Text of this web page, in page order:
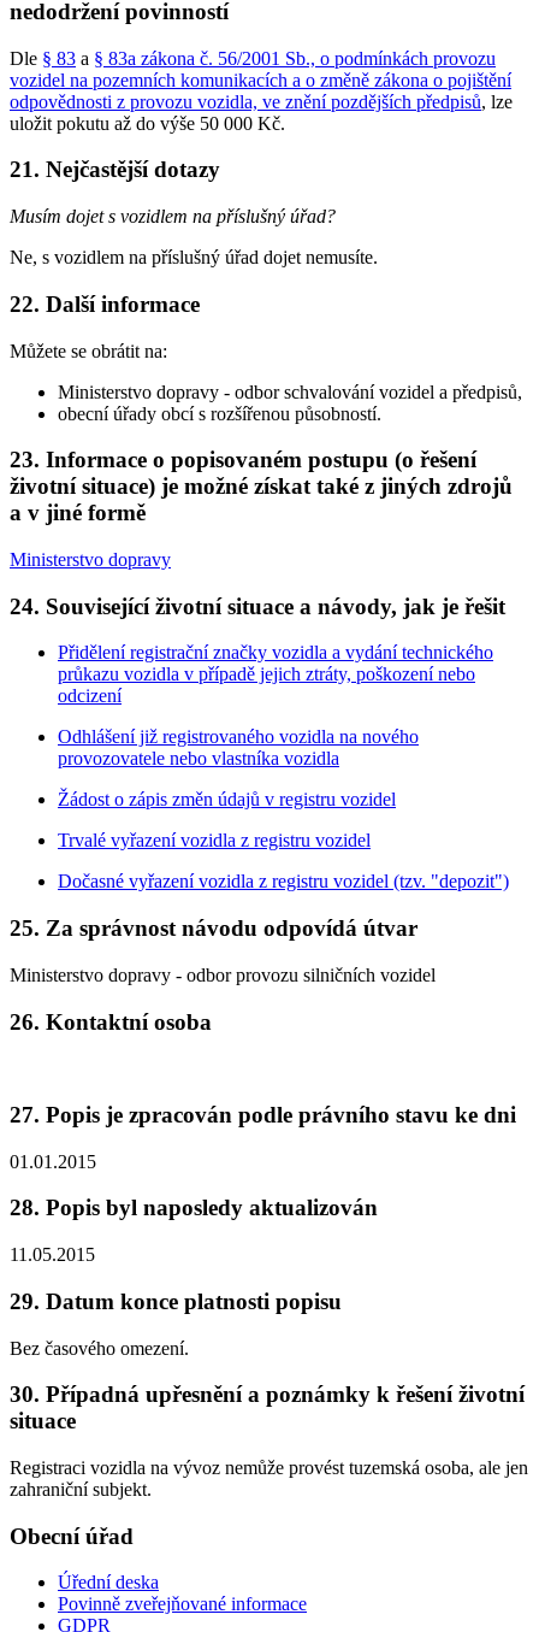
nedodržení povinností
Dle § 83 a § 83a zákona č. 56/2001 Sb., o podmínkách provozu
vozidel na pozemních komunikacích a o změně zákona o pojištění
odpovědnosti z provozu vozidla, ve znění pozdějších předpisů, lze
uložit pokutu až do výše 50 000 Kč.
21. Nejčastější dotazy
Musím dojet s vozidlem na příslušný úřad?
Ne, s vozidlem na příslušný úřad dojet nemusíte.
22. Další informace
Můžete se obrátit na:
Ministerstvo dopravy - odbor schvalování vozidel a předpisů,
obecní úřady obcí s rozšířenou působností.
23. Informace o popisovaném postupu (o řešení
životní situace) je možné získat také z jiných zdrojů
a v jiné formě
Ministerstvo dopravy
24. Související životní situace a návody, jak je řešit
Přidělení registrační značky vozidla a vydání technického
průkazu vozidla v případě jejich ztráty, poškození nebo
odcizení
Odhlášení již registrovaného vozidla na nového
provozovatele nebo vlastníka vozidla
Žádost o zápis změn údajů v registru vozidel
Trvalé vyřazení vozidla z registru vozidel
Dočasné vyřazení vozidla z registru vozidel (tzv. "depozit")
25. Za správnost návodu odpovídá útvar
Ministerstvo dopravy - odbor provozu silničních vozidel
26. Kontaktní osoba
27. Popis je zpracován podle právního stavu ke dni
01.01.2015
28. Popis byl naposledy aktualizován
11.05.2015
29. Datum konce platnosti popisu
Bez časového omezení.
30. Případná upřesnění a poznámky k řešení životní
situace
Registraci vozidla na vývoz nemůže provést tuzemská osoba, ale jen
zahraniční subjekt.
Obecní úřad
Úřední deska
Povinně zveřejňované informace
GDPR